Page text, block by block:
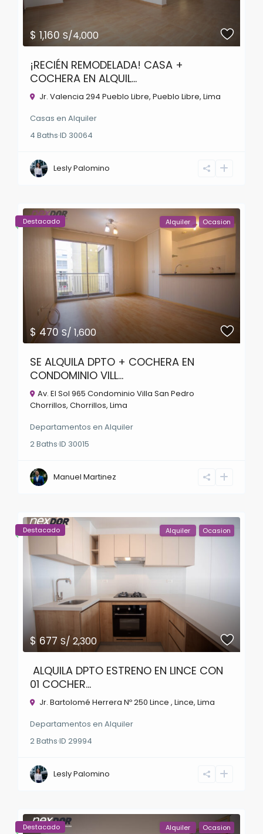
$ 1,160S/4,000
¡RECIÉN REMODELADA! CASA +
COCHERA EN ALQUIL...
Jr. Valencia 294 Pueblo Libre,Pueblo Libre,Lima
Casas enAlquiler
4 Baths·ID 30064
Lesly Palomino
$ 470S/ 1,600
Alquiler Ocasion
Destacado
SE ALQUILA DPTO + COCHERA EN
CONDOMINIO VILL...
Av. El Sol 965 Condominio Villa San Pedro
Chorrillos,Chorrillos,Lima
Departamentos enAlquiler
2Baths·ID 30015
Manuel Martinez
$ 677S/ 2,300
Alquiler Ocasion
Destacado
ALQUILA DPTO ESTRENO EN LINCE CON
01 COCHER...
Jr. Bartolomé Herrera Nº 250 Lince ,Lince,Lima
Departamentos enAlquiler
2Baths·ID29994
Lesly Palomino
Alquiler Ocasion
Destacado